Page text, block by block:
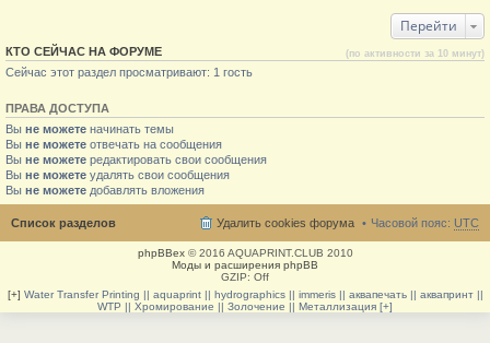
Перейти
КТО СЕЙЧАС НА ФОРУМЕ (по активности за 10 минут)
Сейчас этот раздел просматривают: 1 гость
ПРАВА ДОСТУПА
Вы не можете начинать темы
Вы не можете отвечать на сообщения
Вы не можете редактировать свои сообщения
Вы не можете удалять свои сообщения
Вы не можете добавлять вложения
Список разделов Часовой пояс: UTC
Удалить cookies форума
phpBBex© 2016 AQUAPRINT.CLUB 2010
Моды и расширения phpBB
GZIP: Off
[+] Water Transfer Printing || aquaprint || hydrographics || immeris || аквапечать || аквапринт ||
WTP || Хромирование || Золочение || Металлизация [+]